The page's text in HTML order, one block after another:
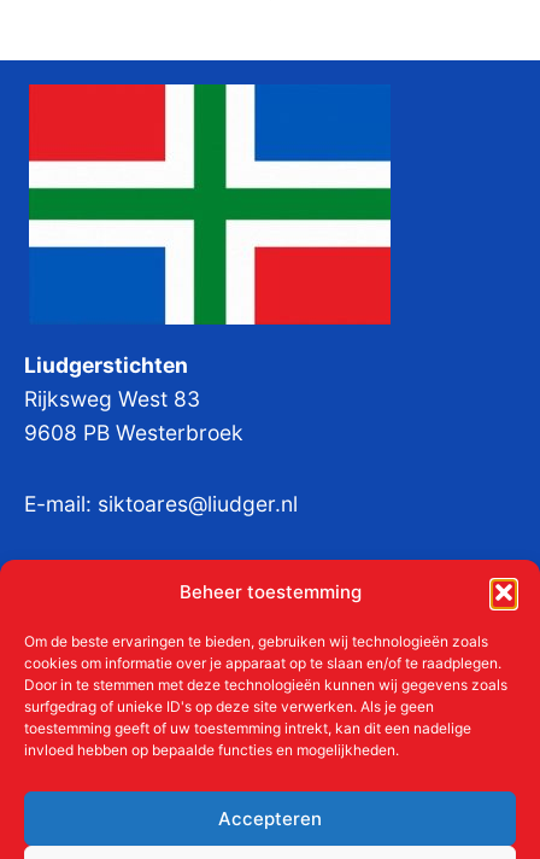
Beheer toestemming
Om de beste ervaringen te bieden, gebruiken wij technologieën zoals
cookies om informatie over je apparaat op te slaan en/of te raadplegen.
Door in te stemmen met deze technologieën kunnen wij gegevens zoals
surfgedrag of unieke ID's op deze site verwerken. Als je geen
toestemming geeft of uw toestemming intrekt, kan dit een nadelige
invloed hebben op bepaalde functies en mogelijkheden.
Accepteren
Liudgerstichten
Rijksweg West 83
9608 PB Westerbroek
E-mail: siktoares@liudger.nl
KvKnr:41011712
Meer over de Liudgerstichten
Aanmelden als donateur
ANBI